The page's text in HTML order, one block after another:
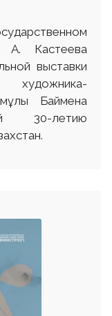
А. Кастеева
выставки
художника-
Баймена
30-летию